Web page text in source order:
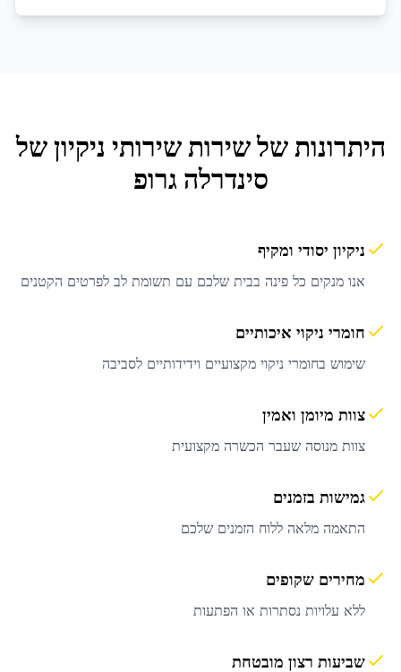
היתרונות של שירותשירותי ניקיוןשל
סינדרלה גרופ
ניקיון יסודי ומקיף
אנו מנקים כל פינה בבית שלכם עם תשומת לב לפרטים הקטנים
חומרי ניקוי איכותיים
שימוש בחומרי ניקוי מקצועיים וידידותיים לסביבה
צוות מיומן ואמין
צוות מנוסה שעבר הכשרה מקצועית
גמישות בזמנים
התאמה מלאה ללוח הזמנים שלכם
מחירים שקופים
ללא עלויות נסתרות או הפתעות
שביעות רצון מובטחת